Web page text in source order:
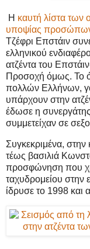
Η καυτή λίστα
υποψίας
Τζέφρι Επστάιν
ελληνικού
ατζέντα του
Προσοχή όμως. Το
πολλών Ελλήνων,
υπάρχουν στην
έδωσε η
συμμετείχαν σε
Συγκεκριμένα,
τέως βασιλιά
προσφώνηση που
ταχυδρομείου στην
ίδρυσε το 1998 και